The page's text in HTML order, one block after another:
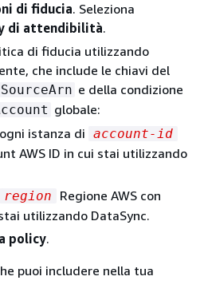
di fiducia. Seleziona
di attendibilità.
di fiducia utilizzando
che include le chiavi del
e della condizione
globale:
istanza di account-id
AWS ID in cui stai utilizzando
region
Regione AWS con
utilizzando DataSync.
policy.
puoi includere nella tua